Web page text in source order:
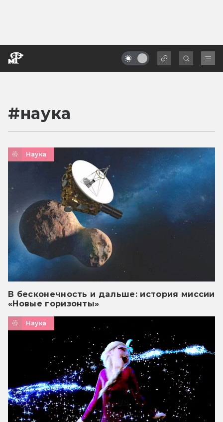
#наука
Наука
В бесконечность и дальше: история миссии
«Новые горизонты»
Наука